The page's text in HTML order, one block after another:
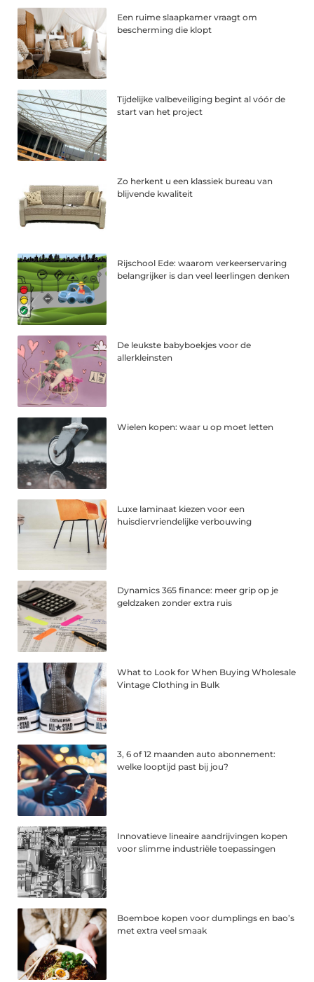
Een ruime slaapkamer vraagt om
bescherming die klopt
Tijdelijke valbeveiliging begint al vóór de
start van het project
Zo herkent u een klassiek bureau van
blijvende kwaliteit
Rijschool Ede: waarom verkeerservaring
belangrijker is dan veel leerlingen denken
De leukste babyboekjes voor de
allerkleinsten
Wielen kopen: waar u op moet letten
Luxe laminaat kiezen voor een
huisdiervriendelijke verbouwing
Dynamics 365 finance: meer grip op je
geldzaken zonder extra ruis
What to Look for When Buying Wholesale
Vintage Clothing in Bulk
3, 6 of 12 maanden auto abonnement:
welke looptijd past bij jou?
Innovatieve lineaire aandrijvingen kopen
voor slimme industriële toepassingen
Boemboe kopen voor dumplings en bao’s
met extra veel smaak